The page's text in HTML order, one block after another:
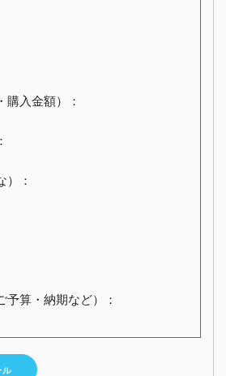
購入金額）：
）：
算・納期など）：
ル